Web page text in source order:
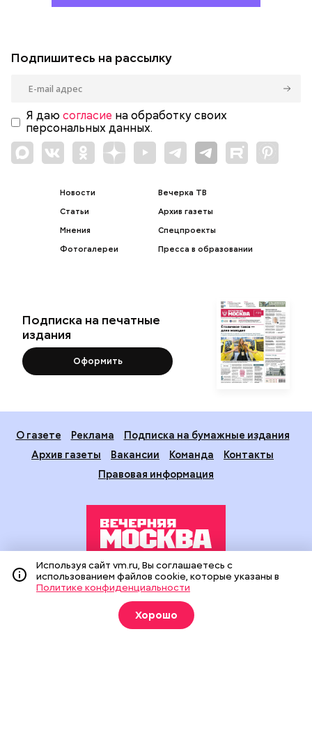
Подпишитесь на рассылку
Я даю согласие на обработку своих
персональных данных.
Новости
Статьи
Мнения
Фотогалереи
Вечерка ТВ
Архив газеты
Спецпроекты
Пресса в образовании
Подписка на печатные
издания
Оформить
О газете Реклама
Подписка на бумажные издания
Архив газеты
Вакансии Команда
Контакты
Правовая информация
Издание создано при финансовой поддержке Департамента
средств массовой информации и рекламы города Москвы.
На сайте применяются рекомендательные технологии
(информационные технологии предоставления информации
на основе сбора, систематизации и анализа сведений,
Используя сайт vm.ru, Вы соглашаетесь с
использованием файлов cookie, которые указаны в
Политике конфиденциальности
Хорошо